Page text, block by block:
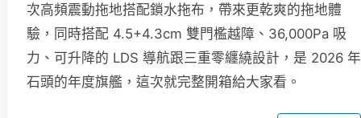
次高頻震動拖地搭配鎖水拖布，帶來更乾爽的拖地體
驗，同時搭配 4.5+4.3cm 雙門檻越障、36,000Pa 吸
力、可升降的 LDS 導航跟三重零纏繞設計，是 2026 年
石頭的年度旗艦，這次就完整開箱給大家看。